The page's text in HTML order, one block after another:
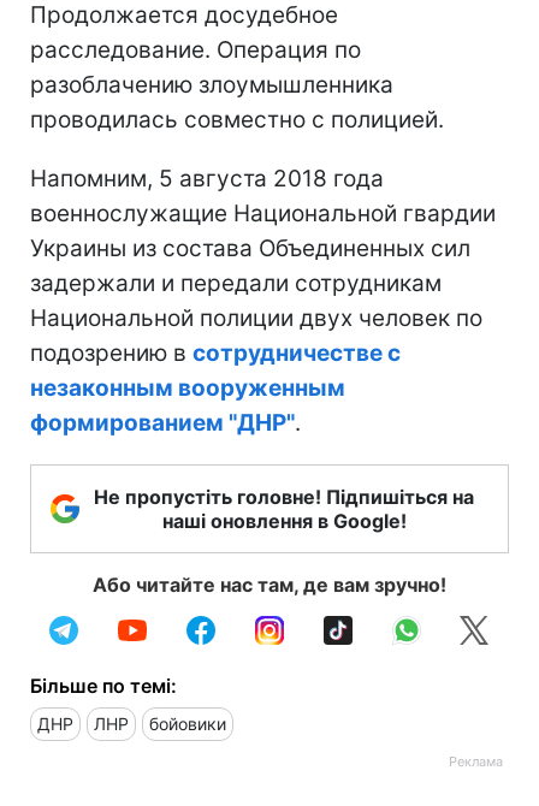
Продолжается досудебное
расследование. Операция по
разоблачению злоумышленника
проводилась совместно с полицией.
Напомним, 5 августа 2018 года
военнослужащие Национальной гвардии
Украины из состава Объединенных сил
задержали и передали сотрудникам
Национальной полиции двух человек по
подозрению в сотрудничестве с
незаконным вооруженным
формированием "ДНР".
Не пропустіть головне! Підпишіться на
наші оновлення в Google!
Або читайте нас там, де вам зручно!
Більше по темі:
ДНР ЛНР бойовики